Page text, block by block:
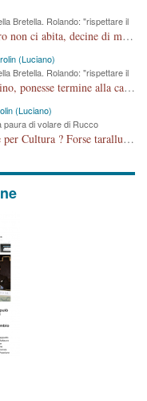
Bretella. Rolando: "rispettare il
Non sarà utile a lei dott. Parolin che di sicuro non ci abita, decine di migliaia di TIR, automobili e padroncini che passano quotidianamente per una strada appena rotabile, non è più possibile stendere i panni, attraversare la strada senza rischiare la morte, le case stanno crepando, i tempi sono cambiati e la bretella non passerà assolutamente per maddalene (ma cosa sta a dire?!), dia invece responsabilità a chi ha costruito tagliando la strada che doveva invece terminare a isola vicentina e non al moracchino lasciando Motta di Costabissara ancora in panne di traffico. I tempi sono cambiati dottore e se l'anagrafe della vita stagna nell'essere umano impressioni conservatrici, la società non le considera perchè va avanti, si industrializza e ha bisogno di infrastrutture e di sviluppo. Ultima considerazione, se è geloso di Rolando perchè vede in lui solo campagne politiche mentre si difendono i SOLI diritti dei cittadini, la preghiamo faccia considerazioni più appropriate. Saluti e complimenti per i suoi scritti.
(Luciano)
Bretella. Rolando: "rispettare il
Sarebbe ora che il consigliere comunale Pidino, ponesse termine alla campagna elettorale nel territorio del suo seggio Villaggio del Sole. La tiraca è iniziata, distruggerà 6 km di prateria ovest della città, ricca di fonti e sorgenti d'acqua. I cittadini di Maddalene non avranno più Pace la notte. Molta colpa per la costruzione di questa Strada è proprio del signor Rolando,dei suoi gazebo mobili e che vuol far passare questa opera VANDALICA come progetto "utile" a chi ? Non è cosa seria sig. Rolando!
(Luciano)
paura di volare di Rucco
Vorrei sapere dal C.C. Rolando cosa intende per Cultura ? Forse tarallucci, vino e sagre, o spaghetti tricolori del PD ? Il continuo (s)parlare della mostra a Palazzo Chiericati caro consigliere DANNEGGIA FORTEMENTE l'immagine della città TUTTA e fa deviare i consensi che in RUSSIA (badi bene ex U.R.S.S.) sono ECCELLENTI. A livello artistico l'evento è di alta Valenza culturale, COMPITO di Tutta la Cittadinanza fare il possibile per propagandare l'iniziativa senza farne UN CASO PARTITICO come fa Lei da sempre. Meno Gazebo + Partecipazione! E così sia. Amen.